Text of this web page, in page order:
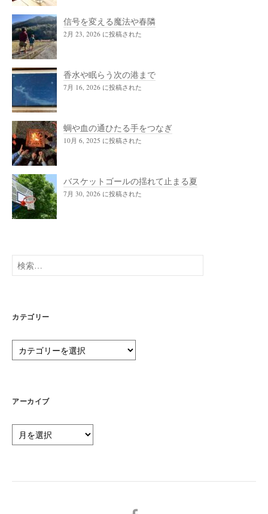
信号を変える魔法や春隣
2月 23, 2026 に投稿された
香水や眠らう次の港まで
7月 16, 2026 に投稿された
蜩や血の通ひたる手をつなぎ
10月 6, 2025 に投稿された
バスケットゴールの揺れて止まる夏
7月 30, 2026 に投稿された
検
索:
カテゴリー
テ
ー
アーカイブ
ー